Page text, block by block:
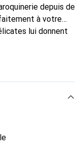
depuis de
à votre
lui donnent
Reconnaître
clientèle